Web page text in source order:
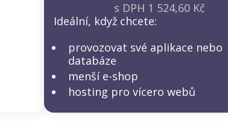
s DPH 1 524,60 Kč
Ideální, když chcete:
provozovat své aplikace nebo
databáze
menší e-shop
hosting pro vícero webů